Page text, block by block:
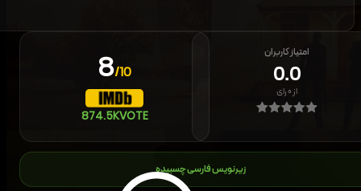
8/10
874.5KVOTE
امتیاز کاربران
0.0
از۰رای
زیرنویس فارسی چسبیده